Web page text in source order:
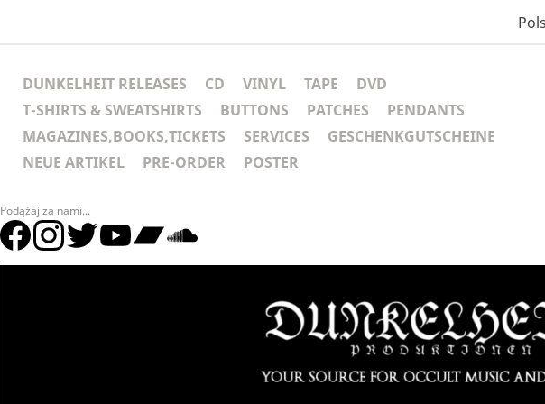
DUNKELHEIT RELEASES CD VINYL TAPE
DVD
T-SHIRTS & SWEATSHIRTS
BUTTONS PATCHES
PENDANTS
MAGAZINES,BOOKS,TICKETS
SERVICES
GESCHENKGUTSCHEINE
NEUE ARTIKEL
PRE-ORDER POSTER
Podążaj za nami...